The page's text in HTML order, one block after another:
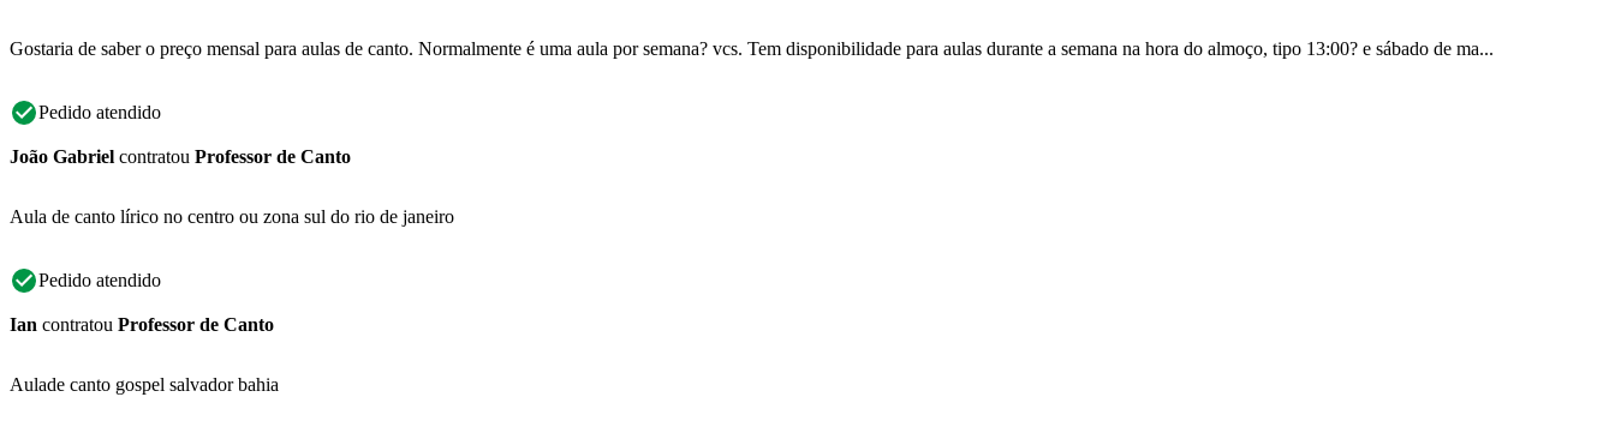
Gostaria de saber o preço mensal para aulas de canto. Normalmente é uma aula por semana? vcs. Tem disponibilidade para aulas durante a semana na hora do almoço, tipo 13:00? e sábado de ma...
Pedido atendido
João Gabriel contratou Professor de Canto
Aula de canto lírico no centro ou zona sul do rio de janeiro
Pedido atendido
Ian contratou Professor de Canto
Aulade canto gospel salvador bahia